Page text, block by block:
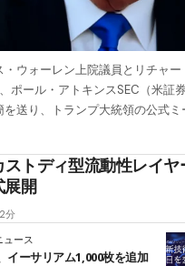
ウォーレン上院議員とリチャー
ポール・アトキンスSEC（米証
送り、トランプ大統領の公式ミ
トディ型流動性レイヤ
展開
分
ュース
イーサリアム1,000枚を追加